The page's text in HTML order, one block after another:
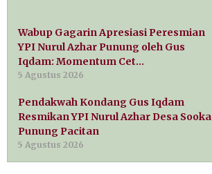
Wabup Gagarin Apresiasi Peresmian
YPI Nurul Azhar Punung oleh Gus
Iqdam: Momentum Cet…
5 Agustus 2026
Pendakwah Kondang Gus Iqdam
Resmikan YPI Nurul Azhar Desa Sooka
Punung Pacitan
5 Agustus 2026